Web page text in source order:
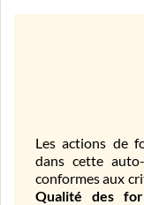
Les actions de
dans cette
conformes aux
Qualité des